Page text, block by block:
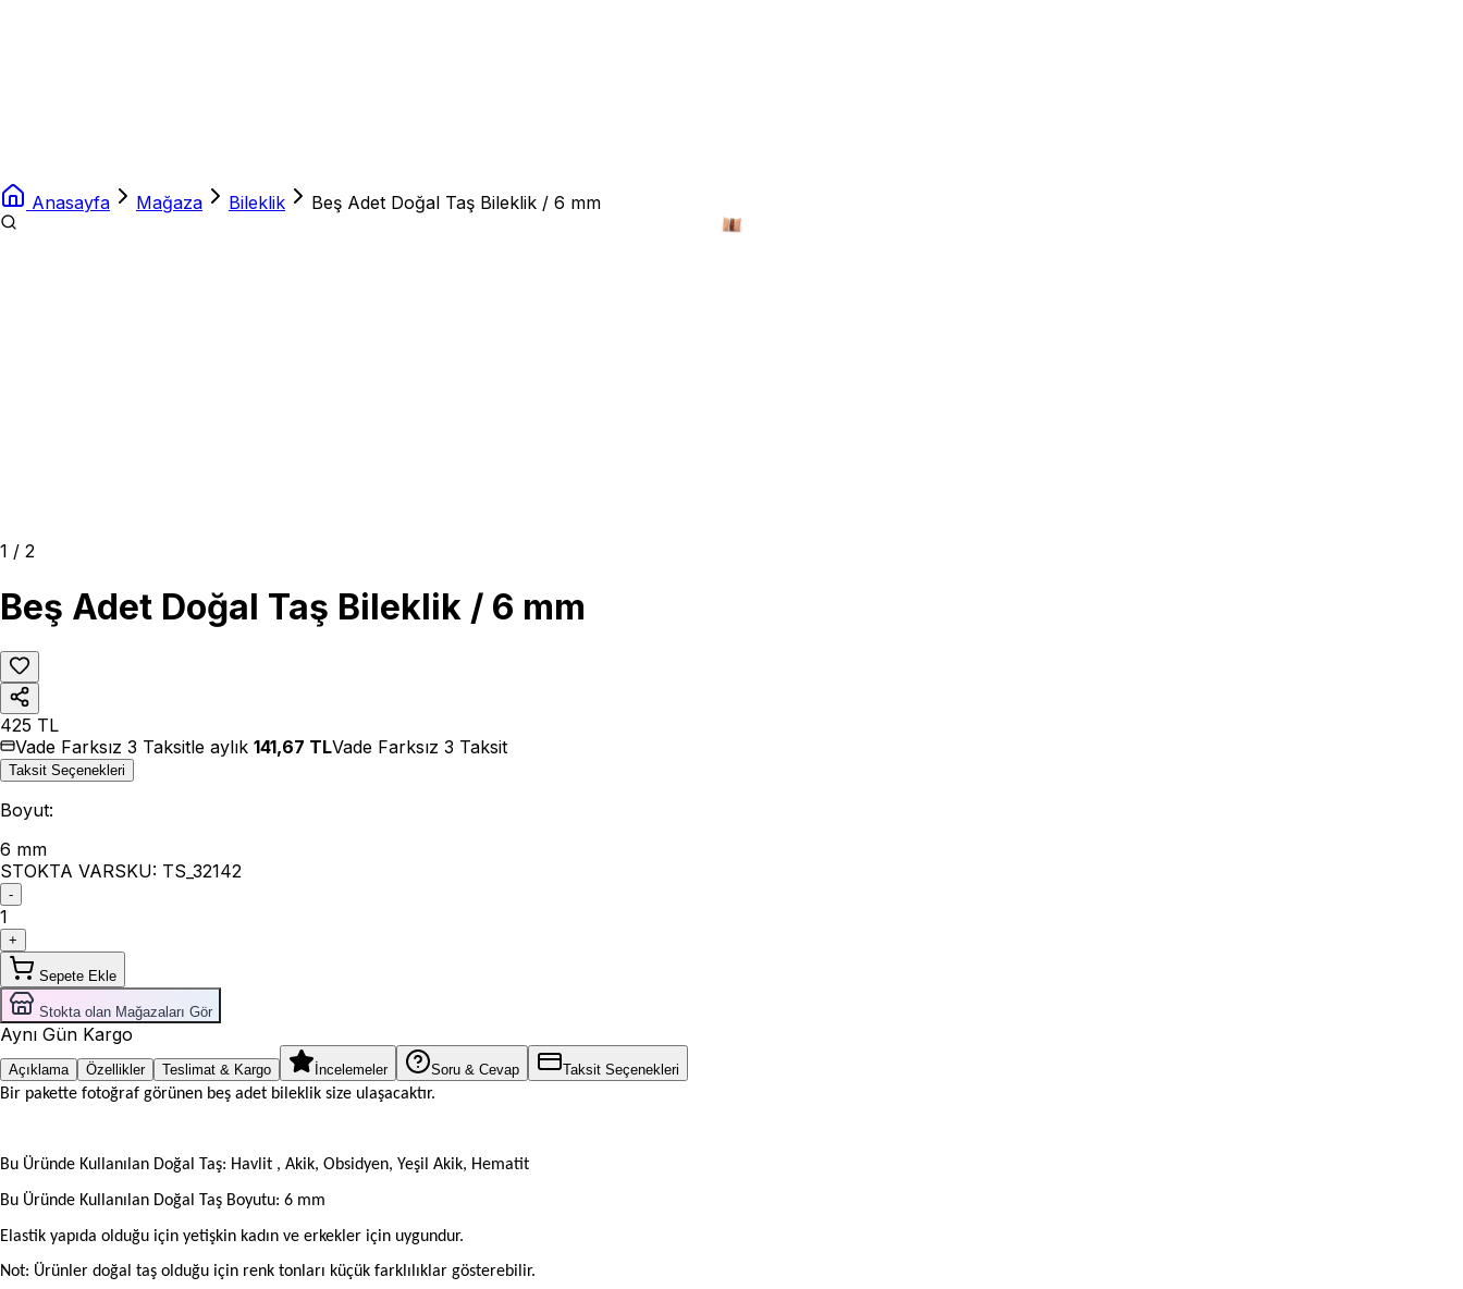
Anasayfa Mağaza Bileklik Beş Adet Doğal Taş Bileklik / 6 mm
1 / 2
Beş Adet Doğal Taş Bileklik / 6 mm
425 TL
Vade Farksız 3 Taksitle aylık 141,67 TLVade Farksız 3 Taksit
Taksit Seçenekleri
Boyut:
6 mm
STOKTA VARSKU: TS_32142
-
1
+
Sepete Ekle
Stokta olan Mağazaları Gör
Aynı Gün Kargo
Açıklama Özellikler Teslimat & Kargo İncelemeler Soru & Cevap Taksit Seçenekleri
Bir pakette fotoğraf görünen beş adet bileklik size ulaşacaktır.
Bu Üründe Kullanılan Doğal Taş: Havlit , Akik, Obsidyen, Yeşil Akik, Hematit
Bu Üründe Kullanılan Doğal Taş Boyutu: 6 mm
Elastik yapıda olduğu için yetişkin kadın ve erkekler için uygundur.
Not: Ürünler doğal taş olduğu için renk tonları küçük farklılıklar gösterebilir.